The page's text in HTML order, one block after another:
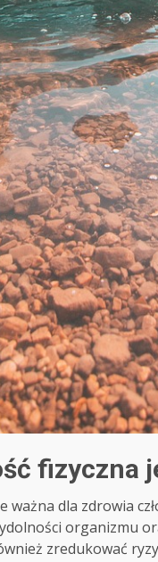
fizyczna
dla zdrowia
organizmu
zredukować